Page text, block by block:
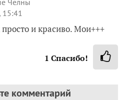
и красиво. Мои+++
1 Спасибо!
комментарий